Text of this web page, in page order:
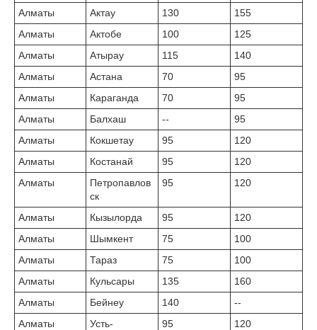
Алматы
Актау 130
155
Алматы
Актобе 100
125
Алматы
Атырау 115
140
Алматы
Астана 70
95
Алматы
Караганда 70
95
Алматы
Балхаш --
95
Алматы
Кокшетау 95
120
Алматы
Костанай 95
120
Алматы
Петропавлов
ск
95 120
Алматы Кызылорда 95
120
Алматы
Шымкент 75
100
Алматы
Тараз 75
100
Алматы
Кульсары 135
160
Алматы
Бейнеу 140
--
Алматы
Усть-
95 120